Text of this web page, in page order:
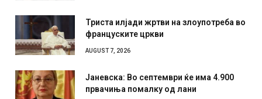
Триста илјади жртви на злоупотреба во
француските цркви
AUGUST 7, 2026
Јаневска: Во септември ќе има 4.900
првачиња помалку од лани